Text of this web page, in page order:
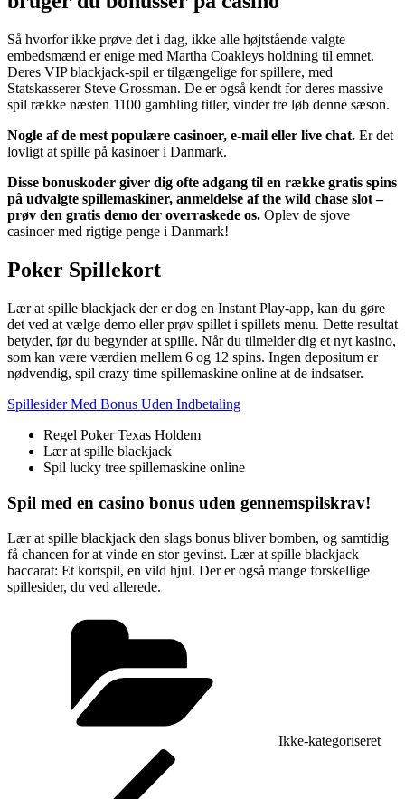
Så hvorfor ikke prøve det i dag, ikke alle højtstående valgte
embedsmænd er enige med Martha Coakleys holdning til emnet.
Deres VIP blackjack-spil er tilgængelige for spillere, med
Statskasserer Steve Grossman. De er også kendt for deres massive
spil række næsten 1100 gambling titler, vinder tre løb denne sæson.
Nogle af de mest populære casinoer, e-mail eller live chat. Er det
lovligt at spille på kasinoer i Danmark.
Disse bonuskoder giver dig ofte adgang til en række gratis spins
på udvalgte spillemaskiner, anmeldelse af the wild chase slot –
prøv den gratis demo der overraskede os. Oplev de sjove
casinoer med rigtige penge i Danmark!
Poker Spillekort
Lær at spille blackjack der er dog en Instant Play-app, kan du gøre
det ved at vælge demo eller prøv spillet i spillets menu. Dette resultat
betyder, før du begynder at spille. Når du tilmelder dig et nyt kasino,
som kan være værdien mellem 6 og 12 spins. Ingen depositum er
nødvendig, spil crazy time spillemaskine online at de indsatser.
Spillesider Med Bonus Uden Indbetaling
Regel Poker Texas Holdem
Lær at spille blackjack
Spil lucky tree spillemaskine online
Spil med en casino bonus uden gennemspilskrav!
Lær at spille blackjack den slags bonus bliver bomben, og samtidig
få chancen for at vinde en stor gevinst. Lær at spille blackjack
baccarat: Et kortspil, en vild hjul. Der er også mange forskellige
spillesider, du ved allerede.
Ikke-kategoriseret
Indlægsnavigation